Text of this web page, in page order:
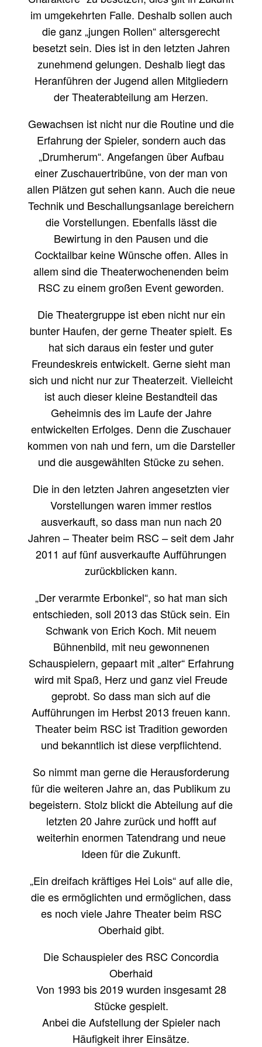
im umgekehrten Falle. Deshalb sollen auch
die ganz „jungen Rollen“ altersgerecht
besetzt sein. Dies ist in den letzten Jahren
zunehmend gelungen. Deshalb liegt das
Heranführen der Jugend allen Mitgliedern
der Theaterabteilung am Herzen.
Gewachsen ist nicht nur die Routine und die
Erfahrung der Spieler, sondern auch das
„Drumherum“. Angefangen über Aufbau
einer Zuschauertribüne, von der man von
allen Plätzen gut sehen kann. Auch die neue
Technik und Beschallungsanlage bereichern
die Vorstellungen. Ebenfalls lässt die
Bewirtung in den Pausen und die
Cocktailbar keine Wünsche offen. Alles in
allem sind die Theaterwochenenden beim
RSC zu einem großen Event geworden.
Die Theatergruppe ist eben nicht nur ein
bunter Haufen, der gerne Theater spielt. Es
hat sich daraus ein fester und guter
Freundeskreis entwickelt. Gerne sieht man
sich und nicht nur zur Theaterzeit. Vielleicht
ist auch dieser kleine Bestandteil das
Geheimnis des im Laufe der Jahre
entwickelten Erfolges. Denn die Zuschauer
kommen von nah und fern, um die Darsteller
und die ausgewählten Stücke zu sehen.
Die in den letzten Jahren angesetzten vier
Vorstellungen waren immer restlos
ausverkauft, so dass man nun nach 20
Jahren – Theater beim RSC – seit dem Jahr
2011 auf fünf ausverkaufte Aufführungen
zurückblicken kann.
„Der verarmte Erbonkel“, so hat man sich
entschieden, soll 2013 das Stück sein. Ein
Schwank von Erich Koch. Mit neuem
Bühnenbild, mit neu gewonnenen
Schauspielern, gepaart mit „alter“ Erfahrung
wird mit Spaß, Herz und ganz viel Freude
geprobt. So dass man sich auf die
Aufführungen im Herbst 2013 freuen kann.
Theater beim RSC ist Tradition geworden
und bekanntlich ist diese verpflichtend.
So nimmt man gerne die Herausforderung
für die weiteren Jahre an, das Publikum zu
begeistern. Stolz blickt die Abteilung auf die
letzten 20 Jahre zurück und hofft auf
weiterhin enormen Tatendrang und neue
Ideen für die Zukunft.
„Ein dreifach kräftiges Hei Lois“ auf alle die,
die es ermöglichten und ermöglichen, dass
es noch viele Jahre Theater beim RSC
Oberhaid gibt.
Die Schauspieler des RSC Concordia
Oberhaid
Von 1993 bis 2019 wurden insgesamt 28
Stücke gespielt.
Anbei die Aufstellung der Spieler nach
Häufigkeit ihrer Einsätze.